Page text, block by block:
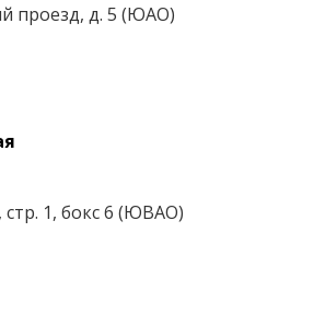
проезд, д. 5 (ЮАО)
стр. 1, бокс 6 (ЮВАО)